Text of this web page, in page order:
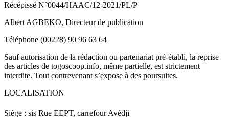
Récépissé N°0044/HAAC/12-2021/PL/P
Albert AGBEKO, Directeur de publication
Téléphone (00228) 90 96 63 64
Sauf autorisation de la rédaction ou partenariat pré-établi, la reprise
des articles de togoscoop.info, même partielle, est strictement
interdite. Tout contrevenant s’expose à des poursuites.
LOCALISATION
Siège : sis Rue EEPT, carrefour Avédji